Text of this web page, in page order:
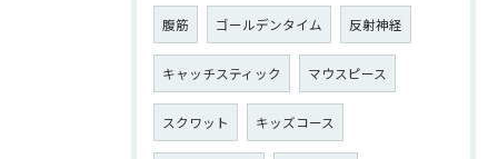
腹筋 ゴールデンタイム 反射神経
キャッチスティック マウスピース
スクワット キッズコース